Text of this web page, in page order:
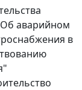
аварийном
в